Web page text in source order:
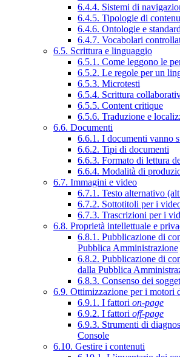
6.4.4. Sistemi di
6.4.5. Tipologie di
6.4.6. Ontologie e standard
6.4.7. Vocabolari
6.5. Scrittura e linguaggio
6.5.1. Come leggono le
6.5.2. Le regole per un
6.5.3. Microtesti
6.5.4. Scrittura
6.5.5. Content critique
6.5.6. Traduzione e
6.6. Documenti
6.6.1. I documenti vanno
6.6.2. Tipi di documenti
6.6.3. Formato di lettura
6.6.4. Modalità di
6.7. Immagini e video
6.7.1. Testo alternativo
6.7.2. Sottotitoli per i
6.7.3. Trascrizioni per i
6.8. Proprietà intellettuale e
6.8.1. Pubblicazione di
Pubblica Amministrazione
6.8.2. Pubblicazione di
dalla Pubblica
6.8.3. Consenso dei
6.9. Ottimizzazione per i motori
6.9.1. I fattori on-page
6.9.2. I fattori off-page
6.9.3. Strumenti di
Console
6.10. Gestire i contenuti